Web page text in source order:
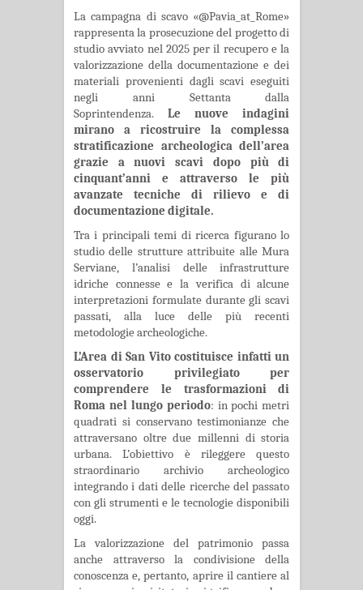
La campagna di scavo «@Pavia_at_Rome»
rappresenta la prosecuzione del progetto di
studio avviato nel 2025 per il recupero e la
valorizzazione della documentazione e dei
materiali provenienti dagli scavi eseguiti
negli anni Settanta dalla
Soprintendenza.Le nuove indagini
mirano a ricostruire la complessa
stratificazione archeologica dell’area
grazie a nuovi scavi dopo più di
cinquant’anni e attraverso le più
avanzate tecniche di rilievo e di
documentazione digitale.
Tra i principali temi di ricerca figurano lo
studio delle strutture attribuite alle Mura
Serviane, l’analisi delle infrastrutture
idriche connesse e la verifica di alcune
interpretazioni formulate durante gli scavi
passati, alla luce delle più recenti
metodologie archeologiche.
L’Area di San Vito costituisce infatti un
osservatorio privilegiato per
comprendere le trasformazioni di
Roma nel lungo periodo: in pochi metri
quadrati si conservano testimonianze che
attraversano oltre due millenni di storia
urbana. L’obiettivo è rileggere questo
straordinario archivio archeologico
integrando i dati delle ricerche del passato
con gli strumenti e le tecnologie disponibili
oggi.
La valorizzazione del patrimonio passa
anche attraverso la condivisione della
conoscenza e, pertanto, aprire il cantiere al